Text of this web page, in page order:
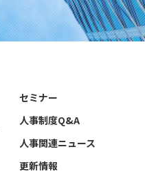
セミナー
人事制度Q&A
人事関連ニュース
更新情報